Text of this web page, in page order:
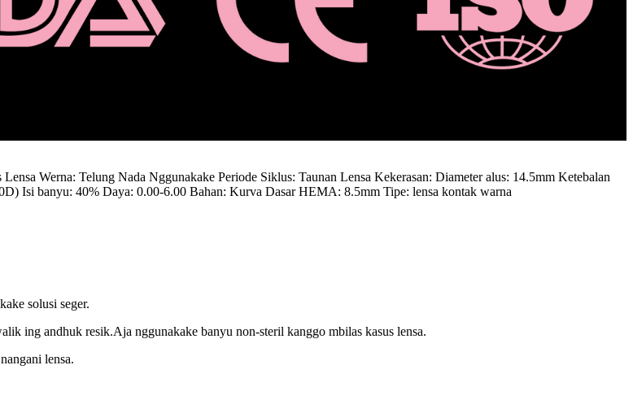
Werna: Telung Nada Nggunakake Periode Siklus: Taunan Lensa Kekerasan: Diameter alus: 14.5mm Ketebalan
Isi banyu: 40% Daya: 0.00-6.00 Bahan: Kurva Dasar HEMA: 8.5mm Tipe: lensa kontak warna
solusi seger.
ing andhuk resik.Aja nggunakake banyu non-steril kanggo mbilas kasus lensa.
lensa.